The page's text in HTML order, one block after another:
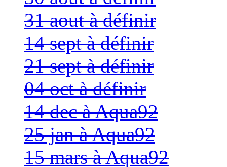
31 aout à définir
14 sept à définir
21 sept à définir
04 oct à définir
14 dec à Aqua92
25 jan à Aqua92
15 mars à Aqua92